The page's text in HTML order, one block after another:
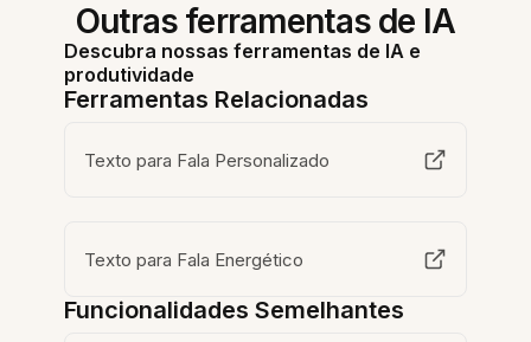
Outras ferramentas de IA
Descubra nossas ferramentas de IA e
produtividade
Ferramentas Relacionadas
Texto para Fala Personalizado
Texto para Fala Energético
Funcionalidades Semelhantes